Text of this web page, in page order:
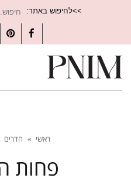
>>לחיפוש באתר:
ראשי » חדרים
פחות